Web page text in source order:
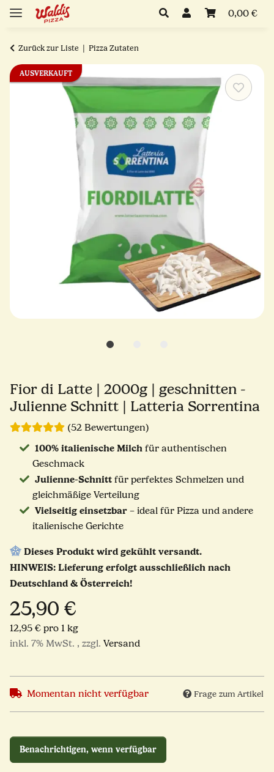
0,00 €
Zurück zur Liste Pizza Zutaten
AUSVERKAUFT
Fior di Latte | 2000g | geschnitten -
Julienne Schnitt | Latteria Sorrentina
(52 Bewertungen)
100% italienische Milchfür authentischen
Geschmack
Julienne-Schnittfür perfektes Schmelzen und
gleichmäßige Verteilung
Vielseitig einsetzbar– ideal für Pizza und andere
italienische Gerichte
Dieses Produkt wird gekühlt versandt.
HINWEIS: Lieferung erfolgt ausschließlich nach
Deutschland & Österreich!
25,90 €
12,95 € pro 1 kg
inkl. 7% MwSt. , zzgl. Versand
Momentan nicht verfügbar Frage zum Artikel
Benachrichtigen, wenn verfügbar